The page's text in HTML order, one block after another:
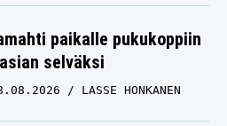
paikalle pukukoppiin
selväksi
LASSE HONKANEN